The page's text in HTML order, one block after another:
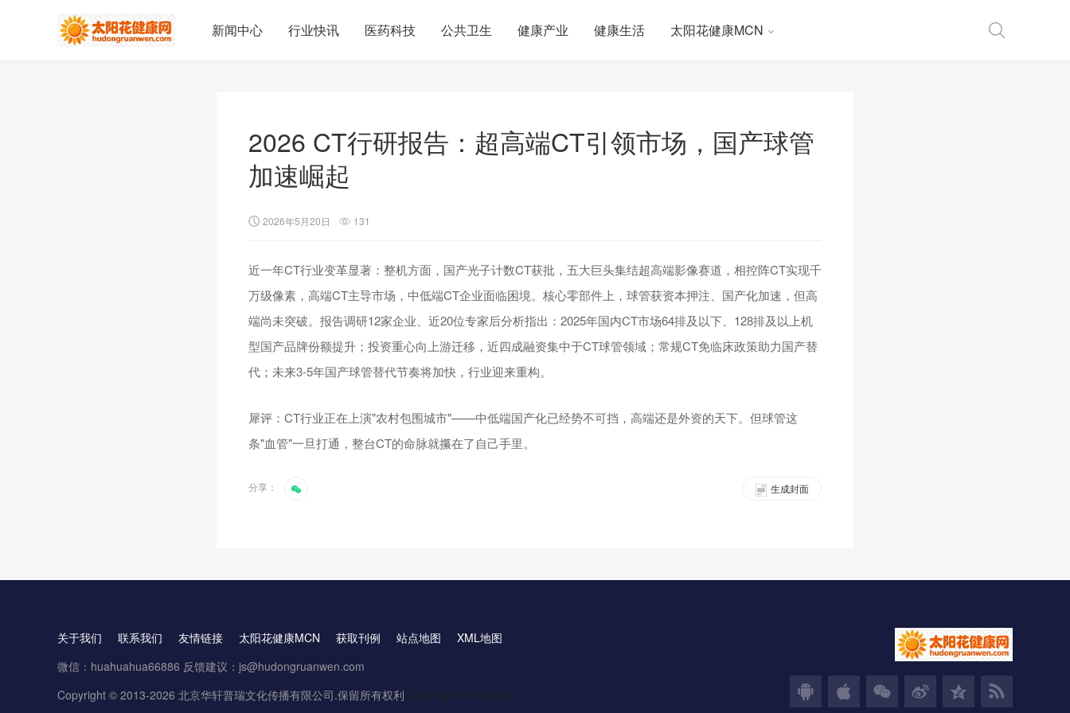
新闻中心 行业快讯 医药科技 公共卫生 健康产业 健康生活 太阳花健康MCN
2026 CT行研报告：超高端CT引领市场，国产球管
加速崛起
2026年5月20日 131
近一年CT行业变革显著：整机方面，国产光子计数CT获批，五大巨头集结超高端影像赛道，相控阵CT实现千
万级像素，高端CT主导市场，中低端CT企业面临困境。核心零部件上，球管获资本押注、国产化加速，但高
端尚未突破。报告调研12家企业、近20位专家后分析指出：2025年国内CT市场64排及以下、128排及以上机
型国产品牌份额提升；投资重心向上游迁移，近四成融资集中于CT球管领域；常规CT免临床政策助力国产替
代；未来3-5年国产球管替代节奏将加快，行业迎来重构。
犀评：CT行业正在上演"农村包围城市"——中低端国产化已经势不可挡，高端还是外资的天下。但球管这
条"血管"一旦打通，整台CT的命脉就攥在了自己手里。
分享： 生成封面
关于我们 联系我们 友情链接 太阳花健康MCN 获取刊例 站点地图
XML地图
微信：huahuahua66886 反馈建议：js@hudongruanwen.com
Copyright © 2013-2026 北京华轩普瑞文化传播有限公司.保留所有权利 京ICP备16061888号-3